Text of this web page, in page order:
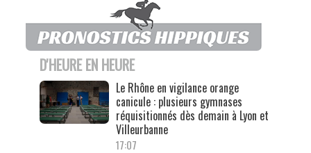
D'HEURE EN HEURE
Le Rhône en vigilance orange
canicule : plusieurs gymnases
réquisitionnés dès demain à Lyon et
Villeurbanne
17:07